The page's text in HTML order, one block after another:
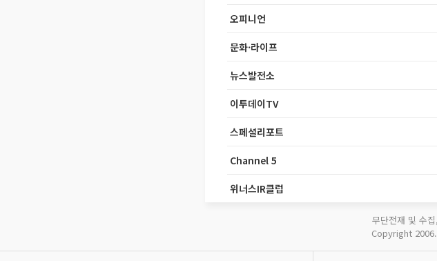
오피니언
문화·라이프
뉴스발전소
이투데이TV
스페셜리포트
Channel 5
위너스IR클럽
무단전재 및 수
Copyright 2006.